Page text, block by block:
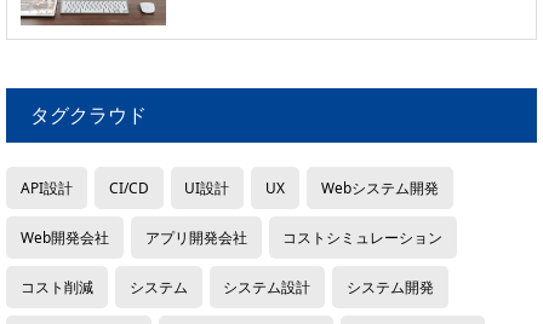
タグクラウド
API設計 CI/CD UI設計 UX Webシステム開発
Web開発会社 アプリ開発会社 コストシミュレーション
コスト削減 システム システム設計 システム開発